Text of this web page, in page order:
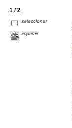
1 / 2
seleccionar
imprimir